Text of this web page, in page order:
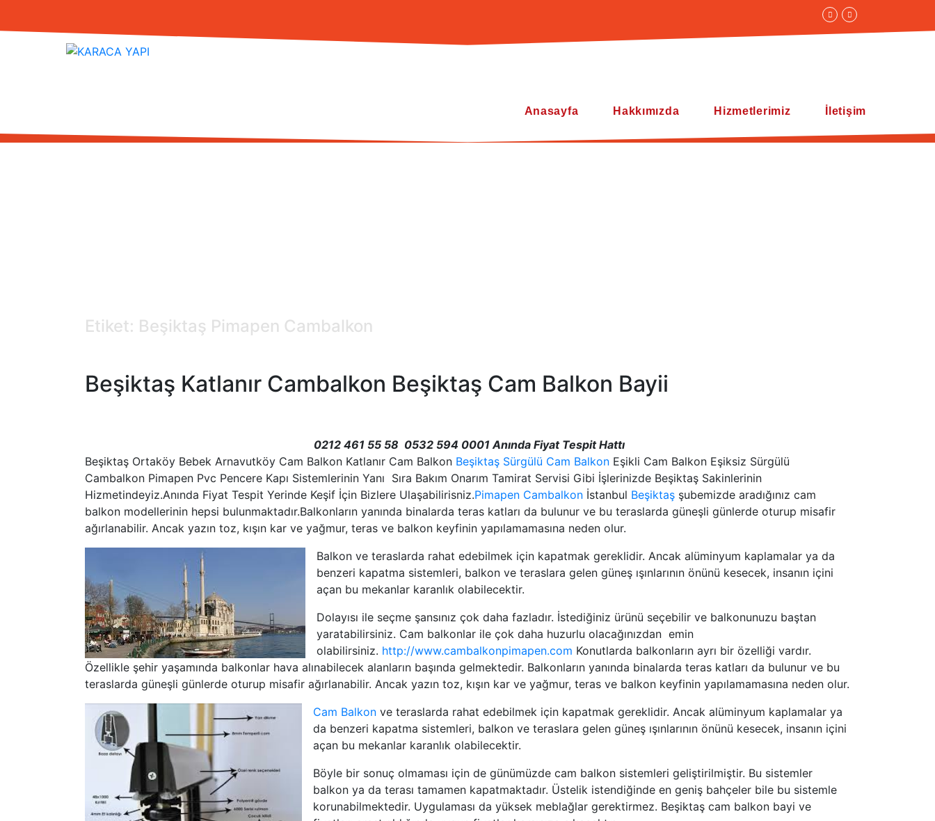
Anasayfa Hakkımızda Hizmetlerimiz İletişim
Etiket: Beşiktaş Pimapen Cambalkon
Beşiktaş Katlanır Cambalkon Beşiktaş Cam Balkon Bayii
0212 461 55 58 0532 594 0001 Anında Fiyat Tespit Hattı
Beşiktaş Ortaköy Bebek Arnavutköy Cam Balkon Katlanır Cam Balkon Beşiktaş Sürgülü Cam Balkon Eşikli Cam Balkon Eşiksiz Sürgülü
Cambalkon Pimapen Pvc Pencere Kapı Sistemlerinin Yanı Sıra Bakım Onarım Tamirat Servisi Gibi İşlerinizde Beşiktaş Sakinlerinin
Hizmetindeyiz.Anında Fiyat Tespit Yerinde Keşif İçin Bizlere Ulaşabilirisniz.Pimapen Cambalkon İstanbul Beşiktaş şubemizde aradığınız cam
balkon modellerinin hepsi bulunmaktadır.Balkonların yanında binalarda teras katları da bulunur ve bu teraslarda güneşli günlerde oturup misafir
ağırlanabilir. Ancak yazın toz, kışın kar ve yağmur, teras ve balkon keyfinin yapılamamasına neden olur.
Balkon ve teraslarda rahat edebilmek için kapatmak gereklidir. Ancak alüminyum kaplamalar ya da
benzeri kapatma sistemleri, balkon ve teraslara gelen güneş ışınlarının önünü kesecek, insanın içini
açan bu mekanlar karanlık olabilecektir.
Dolayısı ile seçme şansınız çok daha fazladır. İstediğiniz ürünü seçebilir ve balkonunuzu baştan
yaratabilirsiniz. Cam balkonlar ile çok daha huzurlu olacağınızdan emin
olabilirsiniz. http://www.cambalkonpimapen.com Konutlarda balkonların ayrı bir özelliği vardır.
Özellikle şehir yaşamında balkonlar hava alınabilecek alanların başında gelmektedir. Balkonların yanında binalarda teras katları da bulunur ve bu
teraslarda güneşli günlerde oturup misafir ağırlanabilir. Ancak yazın toz, kışın kar ve yağmur, teras ve balkon keyfinin yapılamamasına neden olur.
Cam Balkon ve teraslarda rahat edebilmek için kapatmak gereklidir. Ancak alüminyum kaplamalar ya
da benzeri kapatma sistemleri, balkon ve teraslara gelen güneş ışınlarının önünü kesecek, insanın içini
açan bu mekanlar karanlık olabilecektir.
Böyle bir sonuç olmaması için de günümüzde cam balkon sistemleri geliştirilmiştir. Bu sistemler
balkon ya da terası tamamen kapatmaktadır. Üstelik istendiğinde en geniş bahçeler bile bu sistemle
korunabilmektedir. Uygulaması da yüksek meblağlar gerektirmez. Beşiktaş cam balkon bayi ve